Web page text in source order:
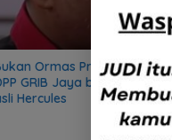
Ormas Preman, Sekjen
GRIB Jaya bongkar sifat
Hercules